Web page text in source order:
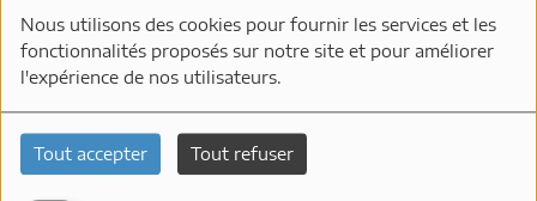
Nous utilisons des cookies pour fournir les services et les
fonctionnalités proposés sur notre site et pour améliorer
l'expérience de nos utilisateurs.
Tout accepter Tout refuser